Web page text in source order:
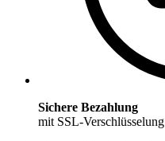
Sichere Bezahlung
mit SSL-Verschlüsselung